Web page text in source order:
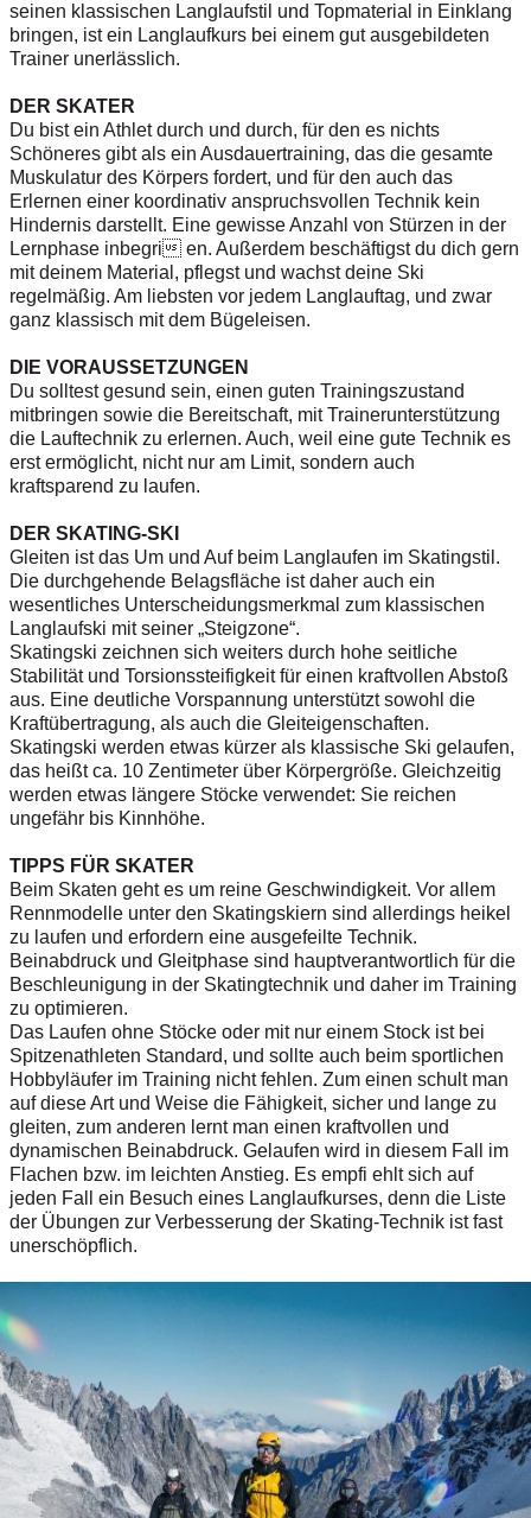
seinen klassischen Langlaufstil und Topmaterial in Einklang
bringen, ist ein Langlaufkurs bei einem gut ausgebildeten
Trainer unerlässlich.
DER SKATER
Du bist ein Athlet durch und durch, für den es nichts
Schöneres gibt als ein Ausdauertraining, das die gesamte
Muskulatur des Körpers fordert, und für den auch das
Erlernen einer koordinativ anspruchsvollen Technik kein
Hindernis darstellt. Eine gewisse Anzahl von Stürzen in der
Lernphase inbegri en. Außerdem beschäftigst du dich gern
mit deinem Material, pflegst und wachst deine Ski
regelmäßig. Am liebsten vor jedem Langlauftag, und zwar
ganz klassisch mit dem Bügeleisen.
DIE VORAUSSETZUNGEN
Du solltest gesund sein, einen guten Trainingszustand
mitbringen sowie die Bereitschaft, mit Trainerunterstützung
die Lauftechnik zu erlernen. Auch, weil eine gute Technik es
erst ermöglicht, nicht nur am Limit, sondern auch
kraftsparend zu laufen.
DER SKATING-SKI
Gleiten ist das Um und Auf beim Langlaufen im Skatingstil.
Die durchgehende Belagsfläche ist daher auch ein
wesentliches Unterscheidungsmerkmal zum klassischen
Langlaufski mit seiner „Steigzone“.
Skatingski zeichnen sich weiters durch hohe seitliche
Stabilität und Torsionssteifigkeit für einen kraftvollen Abstoß
aus. Eine deutliche Vorspannung unterstützt sowohl die
Kraftübertragung, als auch die Gleiteigenschaften.
Skatingski werden etwas kürzer als klassische Ski gelaufen,
das heißt ca. 10 Zentimeter über Körpergröße. Gleichzeitig
werden etwas längere Stöcke verwendet: Sie reichen
ungefähr bis Kinnhöhe.
TIPPS FÜR SKATER
Beim Skaten geht es um reine Geschwindigkeit. Vor allem
Rennmodelle unter den Skatingskiern sind allerdings heikel
zu laufen und erfordern eine ausgefeilte Technik.
Beinabdruck und Gleitphase sind hauptverantwortlich für die
Beschleunigung in der Skatingtechnik und daher im Training
zu optimieren.
Das Laufen ohne Stöcke oder mit nur einem Stock ist bei
Spitzenathleten Standard, und sollte auch beim sportlichen
Hobbyläufer im Training nicht fehlen. Zum einen schult man
auf diese Art und Weise die Fähigkeit, sicher und lange zu
gleiten, zum anderen lernt man einen kraftvollen und
dynamischen Beinabdruck. Gelaufen wird in diesem Fall im
Flachen bzw. im leichten Anstieg. Es empfi ehlt sich auf
jeden Fall ein Besuch eines Langlaufkurses, denn die Liste
der Übungen zur Verbesserung der Skating-Technik ist fast
unerschöpflich.